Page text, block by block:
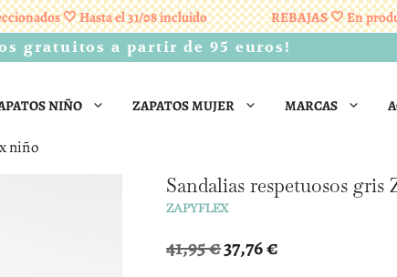
🤍 Hasta el 31/08 incluido REBAJAS 🤍 En
gratuitos a partir de 95 euros!
NIÑO ZAPATOS MUJER MARCAS
niño
Sandalias respetuosos
ZAPYFLEX
41,95€El
37,76€